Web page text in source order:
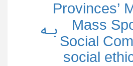
Mass
Provinces’
Social
social
بـه